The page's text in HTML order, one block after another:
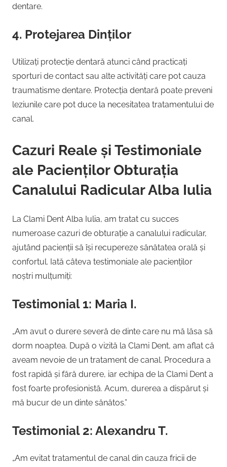
dentare.
4. Protejarea Dinților
Utilizați protecție dentară atunci când practicați
sporturi de contact sau alte activități care pot cauza
traumatisme dentare. Protecția dentară poate preveni
leziunile care pot duce la necesitatea tratamentului de
canal.
Cazuri Reale și Testimoniale
ale Pacienților Obturația
Canalului Radicular Alba Iulia
La Clami Dent Alba Iulia, am tratat cu succes
numeroase cazuri de obturație a canalului radicular,
ajutând pacienții să își recupereze sănătatea orală și
confortul. Iată câteva testimoniale ale pacienților
noștri mulțumiți:
Testimonial 1: Maria I.
„Am avut o durere severă de dinte care nu mă lăsa să
dorm noaptea. După o vizită la Clami Dent, am aflat că
aveam nevoie de un tratament de canal. Procedura a
fost rapidă și fără durere, iar echipa de la Clami Dent a
fost foarte profesionistă. Acum, durerea a dispărut și
mă bucur de un dinte sănătos.”
Testimonial 2: Alexandru T.
„Am evitat tratamentul de canal din cauza fricii de